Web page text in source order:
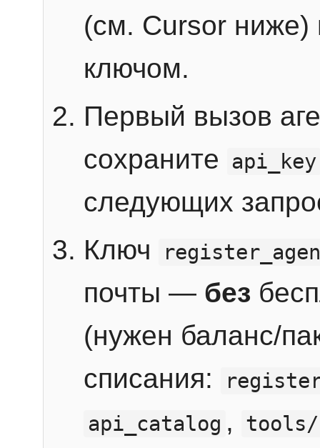
(см. Cursor ниже)
ключом.
Первый вызов
сохраните
api_key
следующих
Ключ
почты — без
(нужен баланс/
списания:
api_catalog ,